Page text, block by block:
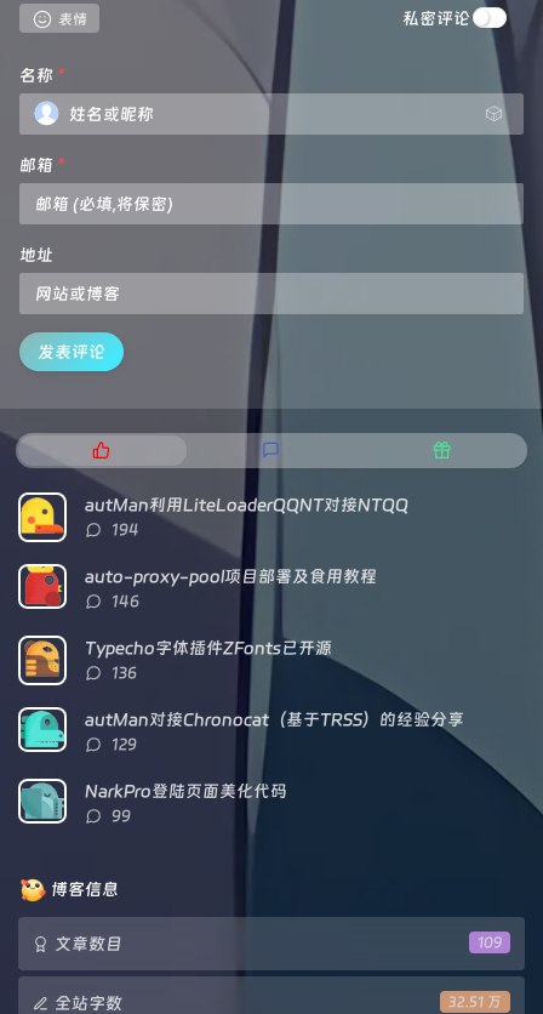
表情 私密评论
名称 *
🎲
邮箱 *
地址
发表评论
热
门
文
章
新
评
论
随
机
autMan利用LiteLoaderQQNT对接NTQQ
评
数：
194
auto-proxy-pool项目部署及食用教程
评
数：
146
Typecho字体插件ZFonts已开源
评
数：
136
autMan对接Chronocat（基于TRSS）的经验分享
评
数：
129
NarkPro登陆页面美化代码
评
99
博客信息
109
文章数目
32.51 万
全站字数